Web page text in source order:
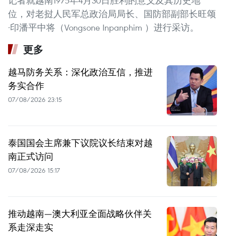
位，对老挝人民军总政治局局长、国防部副部长旺颂
·印潘平中将（Vongsone Inpanphim ）进行采访。
更多
越马防务关系：深化政治互信，推进
务实合作
07/08/2026 23:15
泰国国会主席兼下议院议长结束对越
南正式访问
07/08/2026 15:17
推动越南—澳大利亚全面战略伙伴关
系走深走实